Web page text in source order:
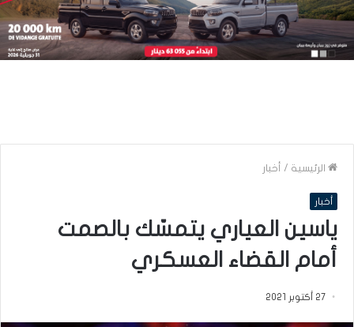
الرئيسية / أخبار
أخبار
ياسين العياري يتمسّك بالصمت
أمام القضاء العسكري
27 أكتوبر 2021